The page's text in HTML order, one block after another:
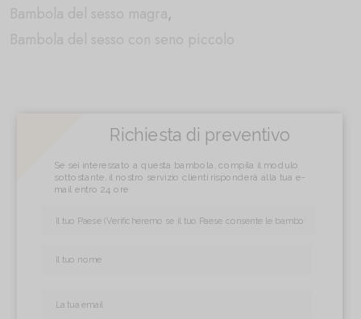
Bambola del sesso magra,
Bambola del sesso con seno piccolo
Richiesta di preventivo
Se sei interessato a questa bambola, compila il modulo
sottostante, il nostro servizio clienti risponderà alla tua e-
mail entro 24 ore